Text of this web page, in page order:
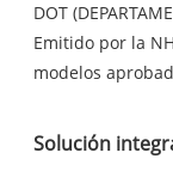
DOT
Emitido por la
modelos
Solución